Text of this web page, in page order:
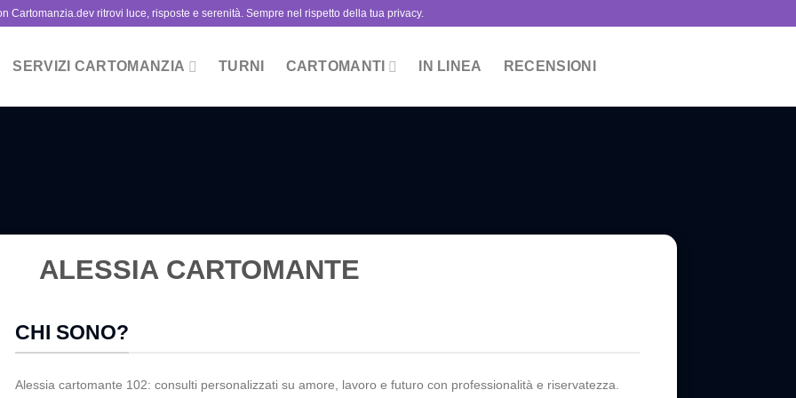
Cartomanzia.dev ritrovi luce, risposte e serenità. Sempre nel rispetto della tua privacy.
SERVIZI CARTOMANZIA TURNI CARTOMANTI IN LINEA RECENSIONI
ALESSIA CARTOMANTE
CHI SONO?
Alessia cartomante 102: consulti personalizzati su amore, lavoro e futuro con professionalità e riservatezza.